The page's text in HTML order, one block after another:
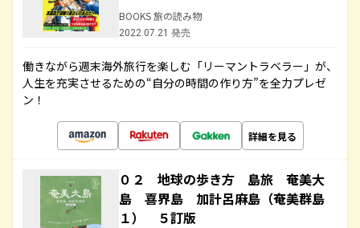
BOOKS 旅の読み物
2022.07.21 発売
働きながら週末海外旅行を楽しむ「リーマントラベラー」が、
人生を充実させるための“自分の時間の作り方”を全力プレゼ
ン！
詳細を見る
０２ 地球の歩き方 島旅 奄美大
島 喜界島 加計呂麻島（奄美群島
１） ５訂版